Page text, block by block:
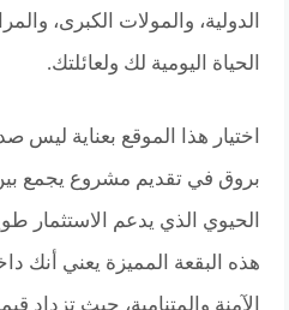
الدولية، والمولات الكبرى،
الحياة اليومية لك ولعائلتك.
اختيار هذا الموقع بعناية ليس
بروق في تقديم مشروع يجمع
الحيوي الذي يدعم الاستثمار
هذه البقعة المميزة يعني أنك
الآمنة والمتنامية، حيث تزداد